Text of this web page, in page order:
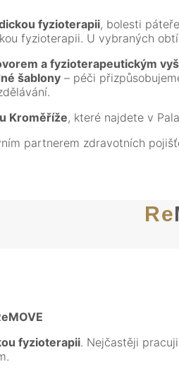
fyzioterapii, bolesti
fyzioterapii. U vybraných
a fyzioterapeutickým
šablony – péči
Kroměříže, které najdete v
partnerem zdravotních
Re
fyzioterapii. Nejčastěji